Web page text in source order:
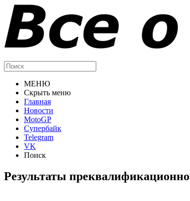
МЕНЮ
Скрыть меню
Главная
Новости
MotoGP
Супербайк
Telegram
VK
Поиск
Результаты